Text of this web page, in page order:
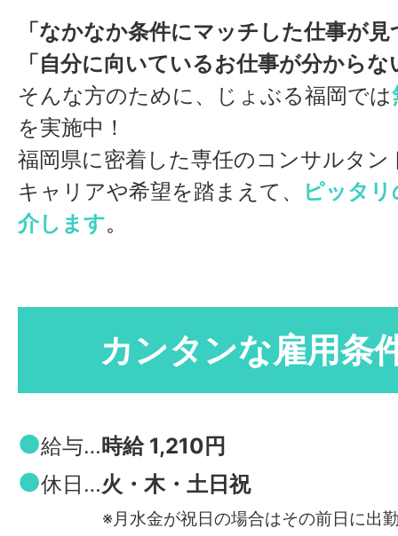
「なかなか条件にマッチした仕事が
「自分に向いているお仕事が分からな
そんな方のために、じょぶる福岡では
を実施中！
福岡県に密着した専任のコンサルタ
キャリアや希望を踏まえて、
ピッタ
介します。
カンタンな雇用条
●給与…時給 1,210円
●休日…⽕・⽊・⼟⽇祝
※⽉⽔⾦が祝⽇の場合はその前⽇に出勤